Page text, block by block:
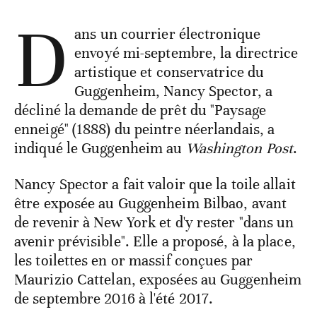
D ans un courrier électronique
envoyé mi-septembre, la directrice
artistique et conservatrice du
Guggenheim, Nancy Spector, a
décliné la demande de prêt du "Paysage
enneigé" (1888) du peintre néerlandais, a
indiqué le Guggenheim au Washington Post.
Nancy Spector a fait valoir que la toile allait
être exposée au Guggenheim Bilbao, avant
de revenir à New York et d'y rester "dans un
avenir prévisible". Elle a proposé, à la place,
les toilettes en or massif conçues par
Maurizio Cattelan, exposées au Guggenheim
de septembre 2016 à l'été 2017.